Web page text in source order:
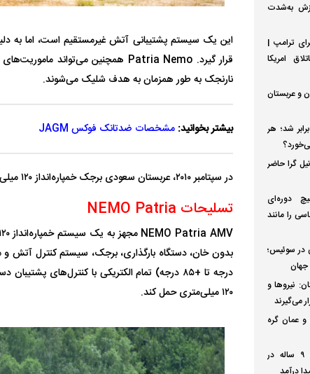
این یک سیستم پشتیبانی آتش غیرمستقیم است، اما به
نارنجک به طور همزمان به هدف شلیک می‌شوند.
بیشتر بخوانید: مشخصات ضدتانک فوکس JAGM
در سپتامبر ۲۰۱۰، عربستان سعودی برجک خمپاره‌انداز ۱۲۰ میلی‌متری را برای نصب بر روی خودرو‌های LAV II انتخاب کرد.
تسلیحات NEMO Patria
۱۲۰ میلی‌متری حمل کند.
به‌شدت
ترامپ |
امریکا
و عربستان
هزینه ساخت مسکن ۱۱ برابر شد؛ هر
گرا حاضر
دوره‌ای
را مانند
در سوئیس؛
جهان
نیروها و
می‌گیرند
و عمان گره
حمله ۶ سگ به کودک ۹ ساله در
درآمد